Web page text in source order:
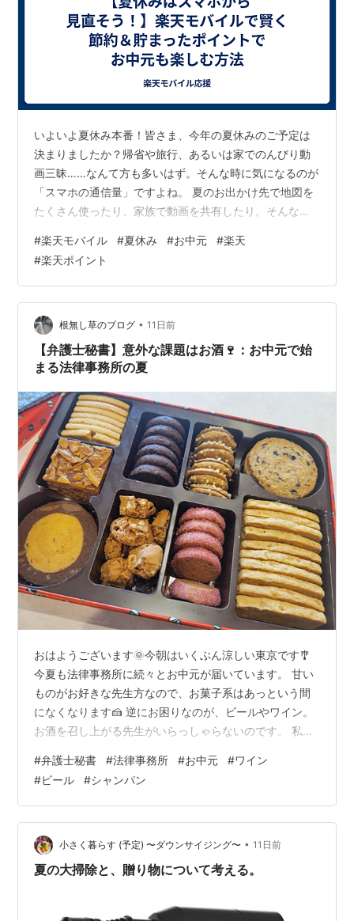
いよいよ夏休み本番！皆さま、今年の夏休みのご予定は
決まりましたか？帰省や旅行、あるいは家でのんびり動
画三昧……なんて方も多いはず。そんな時に気になるのが
「スマホの通信量」ですよね。 夏のお出かけ先で地図を
たくさん使ったり、家族で動画を共有したり。そんな時
がおすすめです。今回は、夏休みをより快適に、そして
お得に楽しむための「楽天モバイル活用術」をご紹介し
ます！ ■夏休みこそスマホの「家計見直し」どき！ 夏休
みは何かと出費がかさむ季節。だからこそ、固定費の代
表格であるスマホ料金を見直してみませんか？楽天モバ
イルは、使った分だけ支払うシンプルなプラン…
#楽天モバイル #夏休み #お中元 #楽天
#楽天ポイント
根無し草のブログ • 11日前
【弁護士秘書】意外な課題はお酒🍷：お中元で始
まる法律事務所の夏
おはようございます🌞今朝はいくぶん涼しい東京です🎐
今夏も法律事務所に続々とお中元が届いています。 甘い
ものがお好きな先生方なので、お菓子系はあっという間
になくなります🍰 逆にお困りなのが、ビールやワイン。
お酒を召し上がる先生がいらっしゃらないのです。 私も
るタイプ🍻 クライアント様へのお礼とともに、いただい
たワインやシャンパンの味の感想も添えたいとのこと
で、毎年私が引き取ってレビューするスタイルが定着し
てしまいました😆 今年は、スイスの三ツ星レストランで
しか提供されない貴重なワインをいただけて、なんとい
う役得✨しっかり感想をお伝えしましたよ🍷…
#弁護士秘書 #法律事務所 #お中元 #ワイン
#ビール #シャンパン
小さく暮らす (予定) 〜ダウンサイジング〜 • 11日前
夏の大掃除と、贈り物について考える。